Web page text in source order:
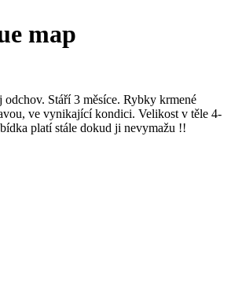
map
Stáří 3 měsíce. Rybky krmené
ve vynikající kondici. Velikost v těle 4-
platí stále dokud ji nevymažu !!